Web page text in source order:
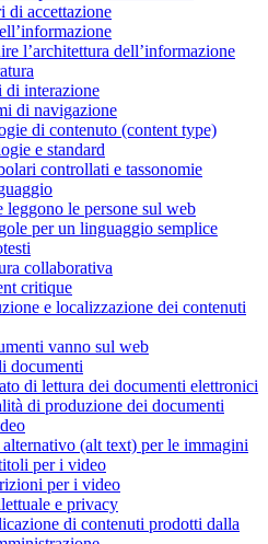
di accettazione
l’architettura dell’informazione
di interazione
di navigazione
di contenuto (content type)
e standard
controllati e tassonomie
leggono le persone sul web
per un linguaggio semplice
collaborativa
critique
e localizzazione dei contenuti
vanno sul web
documenti
di lettura dei documenti elettronici
di produzione dei documenti
(alt text) per le immagini
per i video
per i video
e privacy
di contenuti prodotti dalla